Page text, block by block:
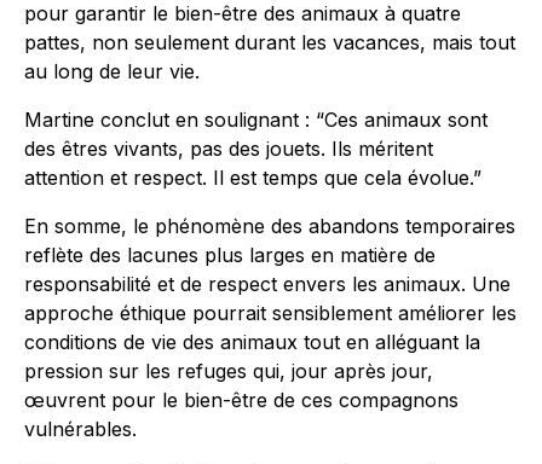
pour garantir le bien-être des animaux à quatre
pattes, non seulement durant les vacances, mais tout
au long de leur vie.
Martine conclut en soulignant : “Ces animaux sont
des êtres vivants, pas des jouets. Ils méritent
attention et respect. Il est temps que cela évolue.”
En somme, le phénomène des abandons temporaires
reflète des lacunes plus larges en matière de
responsabilité et de respect envers les animaux. Une
approche éthique pourrait sensiblement améliorer les
conditions de vie des animaux tout en alléguant la
pression sur les refuges qui, jour après jour,
œuvrent pour le bien-être de ces compagnons
vulnérables.